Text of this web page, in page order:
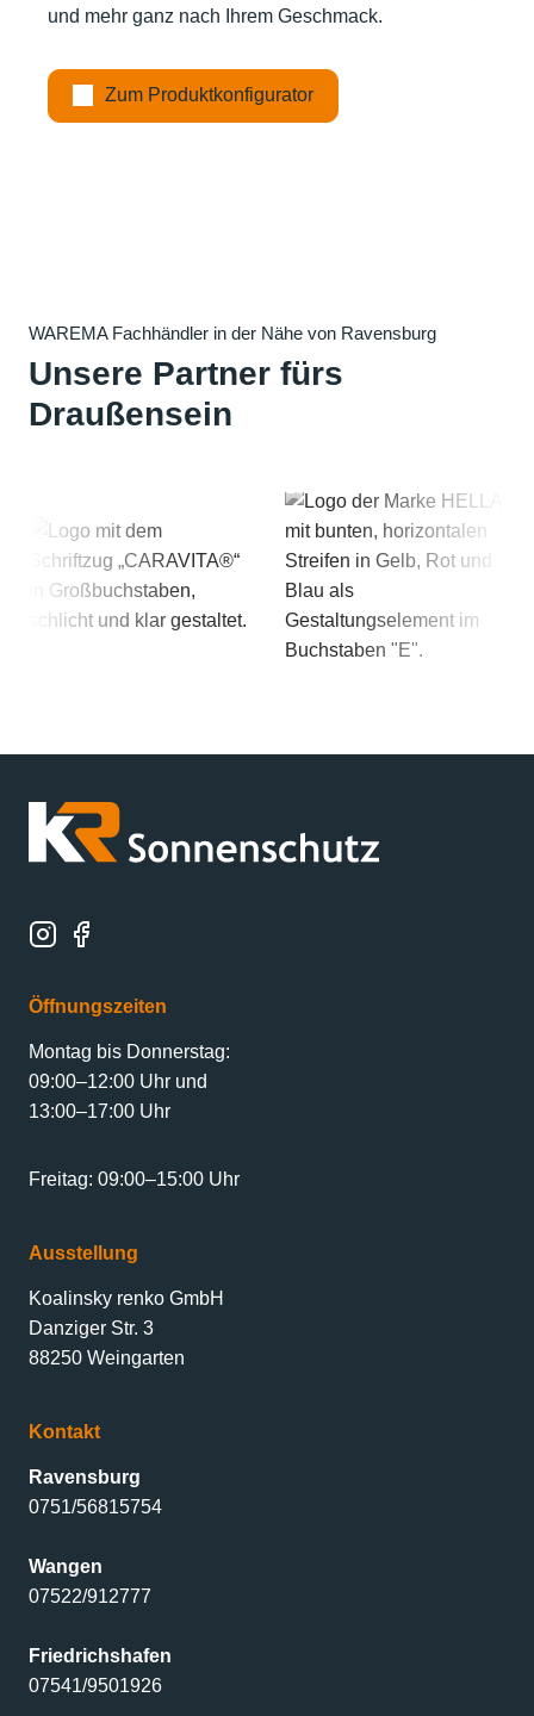
und mehr ganz nach Ihrem Geschmack.
Zum Produktkonfigurator
WAREMA Fachhändler in der Nähe von Ravensburg
Unsere Partner fürs
Draußensein
Öffnungszeiten
Montag bis Donnerstag:
09:00–12:00 Uhr und
13:00–17:00 Uhr
Freitag: 09:00–15:00 Uhr
Ausstellung
Koalinsky renko GmbH
Danziger Str. 3
88250 Weingarten
Kontakt
Ravensburg
0751/56815754
Wangen
07522/912777
Friedrichshafen
07541/9501926